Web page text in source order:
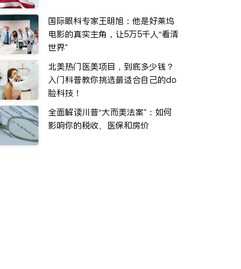
国际眼科专家王明旭：他是好莱坞
电影的真实主角，让5万5千人“看清
世界”
北美热门医美项目，到底多少钱？
入门科普教你挑选最适合自己的do
脸科技！
全面解读川普“大而美法案”：如何
影响你的税收、医保和房价